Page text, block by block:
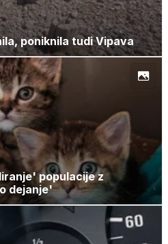
poniknila tudi Vipava
populacije z
dejanje'